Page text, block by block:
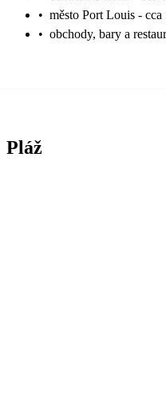
• město Port Louis - cca
• obchody, bary a
Pláž